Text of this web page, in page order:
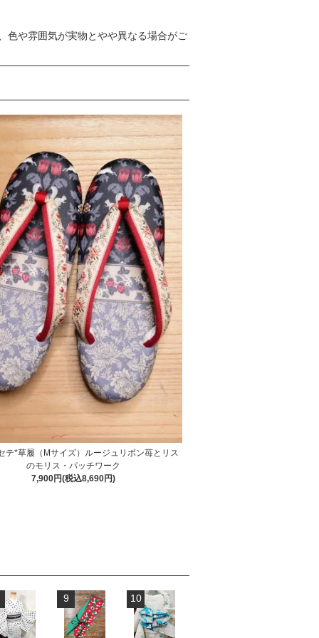
色や雰囲気が実物とやや異なる場合がご
テ*草履（Mサイズ）ルージュリボン苺とリス
のモリス・パッチワーク
7,900円(税込8,690円)
9 10